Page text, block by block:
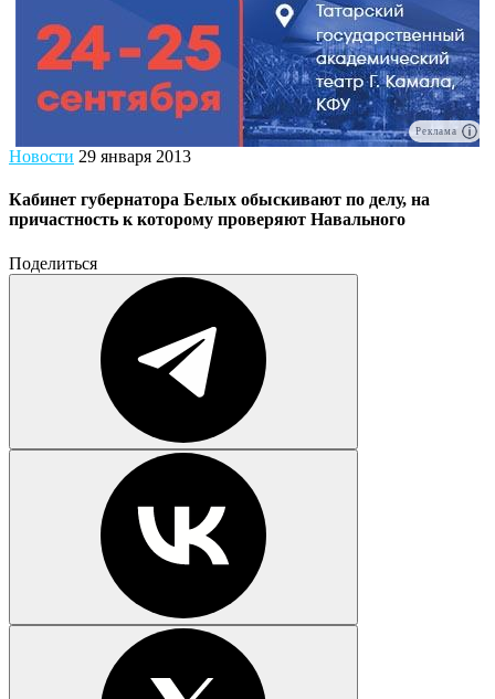
Реклама
Новости 29 января 2013
Кабинет губернатора Белых обыскивают по делу, на
причастность к которому проверяют Навального
Поделиться